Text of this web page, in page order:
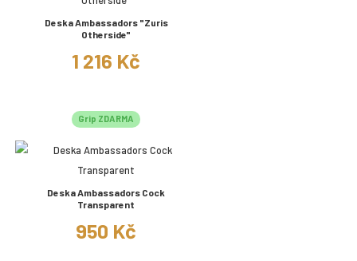
Deska Ambassadors "Zuris
Otherside"
1 216 Kč
Grip ZDARMA
Deska Ambassadors Cock
Transparent
950 Kč